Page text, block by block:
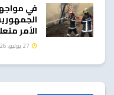
في
الأمر